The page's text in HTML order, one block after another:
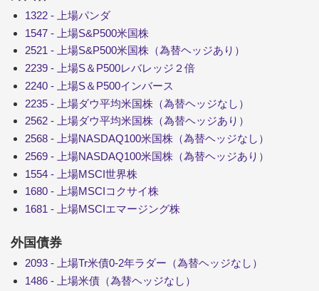
1322 - 上場パンダ
1547 - 上場S&P500米国株
2521 - 上場S&P500米国株（為替ヘッジあり）
2239 - 上場S＆P500レバレッジ２倍
2240 - 上場S＆P500インバース
2235 - 上場ダウ平均米国株（為替ヘッジなし）
2562 - 上場ダウ平均米国株（為替ヘッジあり）
2568 - 上場NASDAQ100米国株（為替ヘッジなし）
2569 - 上場NASDAQ100米国株（為替ヘッジあり）
1554 - 上場MSCI世界株
1680 - 上場MSCIコクサイ株
1681 - 上場MSCIエマージング株
外国債券
2093 - 上場Tr米債0-2年ラダー（為替ヘッジなし）
1486 - 上場米債（為替ヘッジなし）